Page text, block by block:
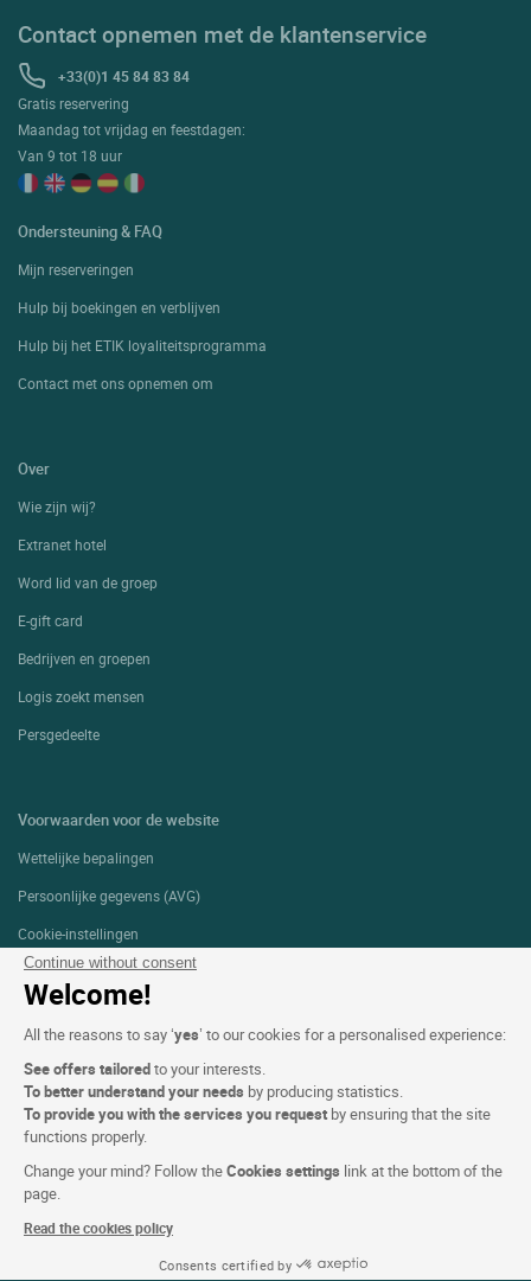
Continue without consent
Welcome!
All the reasons to say ‘yes’ to our cookies for a personalised experience:
See offers tailoredto your interests.
To better understand your needs by producing statistics.
To provide you with the services you request by ensuring that the site
functions properly.
Change your mind? Follow theCookies settings link at the bottom of the
page.
Read the cookies policy
Consents certified by
Contact opnemen met de klantenservice
+33(0)1 45 84 83 84
Gratis reservering
Maandag tot vrijdag en feestdagen:
Van 9 tot 18 uur
Ondersteuning & FAQ
Mijn reserveringen
Hulp bij boekingen en verblijven
Hulp bij het ETIK loyaliteitsprogramma
Contact met ons opnemen om
Over
Wie zijn wij?
Extranet hotel
Word lid van de groep
E-gift card
Bedrijven en groepen
Logis zoekt mensen
Persgedeelte
Voorwaarden voor de website
Wettelijke bepalingen
Persoonlijke gegevens (AVG)
Cookie-instellingen
Alg. Voorw.
Ondersteuning
Foto's
VOLG ONS